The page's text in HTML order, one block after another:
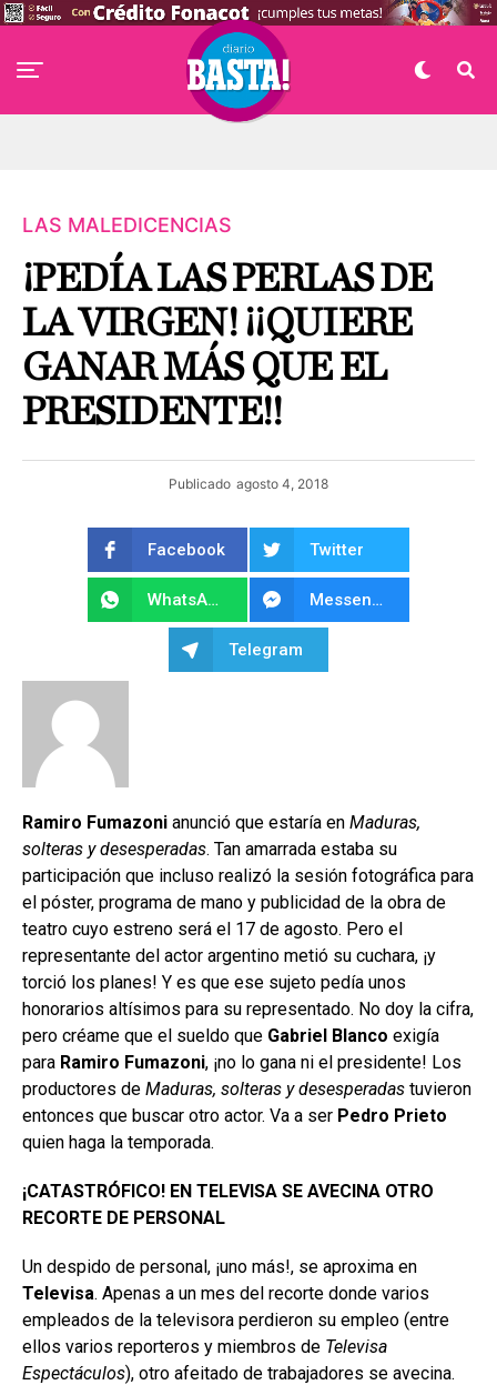
LAS MALEDICENCIAS
¡PEDÍA LAS PERLAS DE
LA VIRGEN! ¡¡QUIERE
GANAR MÁS QUE EL
PRESIDENTE!!
Publicado agosto 4, 2018
Facebook Twitter
WhatsApp Messenger
Telegram
Ramiro Fumazoni anunció que estaría en Maduras,
solteras y desesperadas. Tan amarrada estaba su
participación que incluso realizó la sesión fotográfica para
el póster, programa de mano y publicidad de la obra de
teatro cuyo estreno será el 17 de agosto. Pero el
representante del actor argentino metió su cuchara, ¡y
torció los planes! Y es que ese sujeto pedía unos
honorarios altísimos para su representado. No doy la cifra,
pero créame que el sueldo que Gabriel Blanco exigía
para Ramiro Fumazoni, ¡no lo gana ni el presidente! Los
productores de Maduras, solteras y desesperadas tuvieron
entonces que buscar otro actor. Va a ser Pedro Prieto
quien haga la temporada.
¡CATASTRÓFICO! EN TELEVISA SE AVECINA OTRO
RECORTE DE PERSONAL
Un despido de personal, ¡uno más!, se aproxima en
Televisa. Apenas a un mes del recorte donde varios
empleados de la televisora perdieron su empleo (entre
ellos varios reporteros y miembros de Televisa
Espectáculos), otro afeitado de trabajadores se avecina.